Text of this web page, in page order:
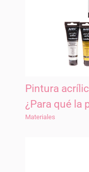
Pintura
¿Para qué la
Materiales